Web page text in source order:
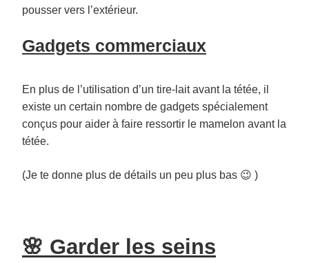
pousser vers l’extérieur.
Gadgets commerciaux
En plus de l’utilisation d’un tire-lait avant la tétée, il
existe un certain nombre de gadgets spécialement
conçus pour aider à faire ressortir le mamelon avant la
tétée.
(Je te donne plus de détails un peu plus bas 😉 )
🌸 Garder les seins